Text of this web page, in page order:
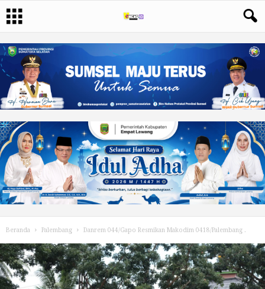
Beranda Palembang Danrem 044/Gapo Resmikan Makodim 0418/Palembang .